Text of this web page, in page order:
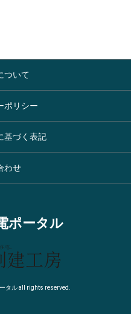
ついて
ポリシー
基づく表記
わせ
ポータル
タル all rights reserved.